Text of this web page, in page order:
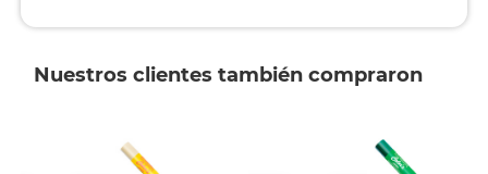
Nuestros clientes también compraron